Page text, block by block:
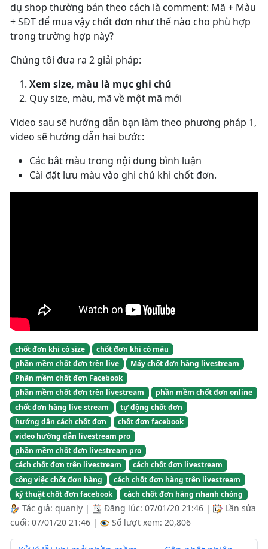
dụ shop thường bán theo cách là comment: Mã + Màu
+ SĐT để mua vậy chốt đơn như thế nào cho phù hợp
trong trường hợp này?
Chúng tôi đưa ra 2 giải pháp:
Xem size, màu là mục ghi chú
Quy size, màu, mã về một mã mới
Video sau sẽ hướng dẫn bạn làm theo phương pháp 1,
video sẽ hướng dẫn hai bước:
Các bắt màu trong nội dung bình luận
Cài đặt lưu màu vào ghi chú khi chốt đơn.
chốt đơn khi có size
chốt đơn khi có màu
phần mềm chốt đơn trên live
Máy chốt đơn hàng livestream
Phần mềm chốt đơn Facebook
phần mềm chốt đơn trên livestream
phần mềm chốt đơn online
chốt đơn hàng live stream
tự động chốt đơn
hướng dẫn cách chốt đơn
chốt đơn facebook
video hướng dẫn livestream pro
phần mềm chốt đơn livestream pro
cách chốt đơn trên livestream
cách chốt đơn livestream
công việc chốt đơn hàng
cách chốt đơn hàng trên livestream
kỹ thuật chốt đơn facebook
cách chốt đơn hàng nhanh chóng
Tác giả: quanly | Đăng lúc: 07/01/20 21:46 |
Lần sửa
cuối: 07/01/20 21:46 | Số lượt xem: 20,806